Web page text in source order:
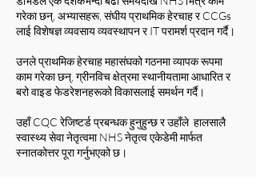
गरेका छन्, अभ्यासहरू, संघीय प्राथमिक हेरचाह र CCGs
लाई विशेषज्ञ व्यवसाय व्यवस्थापन र IT परामर्श प्रदान गर्दै।
उनले प्राथमिक हेरचाह महासंघको गठनमा व्यापक रूपमा
काम गरेका छन्, ग्रीनविच क्षेत्रमा स्थानीयतामा आधारित र
बरो वाइड फेडरेशनहरूको विकासलाई समर्थन गर्दै।
उहाँ CQC रेजिष्टर्ड प्रबन्धक हुनुहुन्छ र उहाँले हालसालै
स्वास्थ्य सेवा नेतृत्वमा NHS नेतृत्व एकेडेमी मार्फत
स्नातकोत्तर पूरा गर्नुभएको छ।